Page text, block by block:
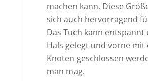
machen kann. Diese
sich auch hervorragend
Das Tuch kann entspannt
Hals gelegt und vorne mit
Knoten geschlossen
man mag.